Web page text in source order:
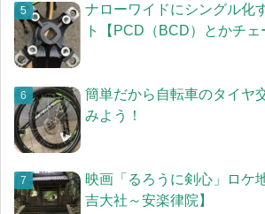
ナローワイドにシングル化
ト【PCD（BCD）とかチェ
簡単だから自転車のタイヤ
みよう！
映画「るろうに剣心」ロケ
吉大社～安楽律院】